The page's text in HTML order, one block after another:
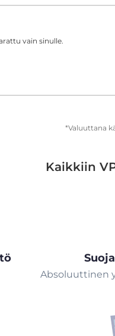
vain sinulle.
*Valuuttana
Kaikkiin
Absoluuttinen